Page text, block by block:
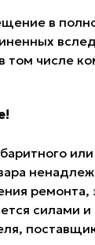
в
том числе
ремонта,
силами и